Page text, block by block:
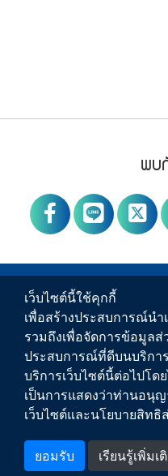
พบ
PWA Footer Link
ข่าวสาร
บริการของ กปภ.
เกี่ยวกับ กปภ.
ติดต่อเรา
สำหรับพนักงาน
เว็บไซต์นี้ใช้คุกกี้
เพื่อสร้างประสบการณ์น
รวมถึงเพื่อจัดการข้อมูล
ประสบการณ์ที่ดีบนบริกา
บริการเว็บไซต์นี้ต่อไปโ
เป็นการแสดงว่าท่านอนุ
เว็บไซต์และนโยบายสิทธิ
ยอมรับ เรียนรู้เพิ่มเ